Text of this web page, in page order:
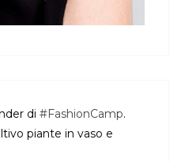
di #FashionCamp.
piante in vaso e